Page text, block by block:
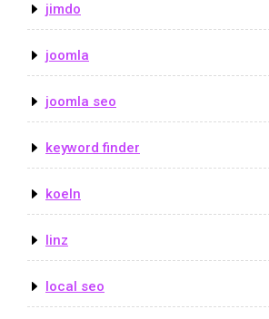
jimdo
joomla
joomla seo
keyword finder
koeln
linz
local seo